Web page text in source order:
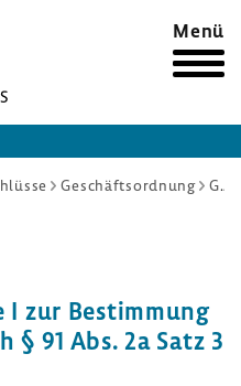
Menü
Geschäftsordnung Geschäftsordnung: Änderung der Anlage I zur Bestimmung der Stimmrechte nach § 91 Abs. 2a Satz 3 SGB V
I zur Bestim­mung
91 Abs. 2a Satz 3